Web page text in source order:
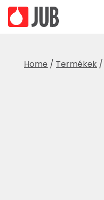
Home / Termékek /